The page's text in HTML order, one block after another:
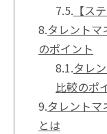
7.5. 【ス
8.タレントマ
のポイント
8.1.タレ
比較のポ
9.タレントマ
とは